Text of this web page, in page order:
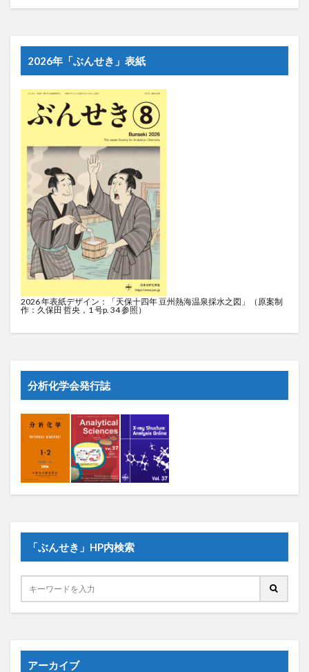
2026年「ぶんせき」表紙
2026 年表紙デザイン：「天保十四年 豆州熱海温泉採水之図」（原案制
作：久保田 哲央，1 号p. 34 参照）
分析化学会発行誌
「ぶんせき」HP内検索
アーカイブ